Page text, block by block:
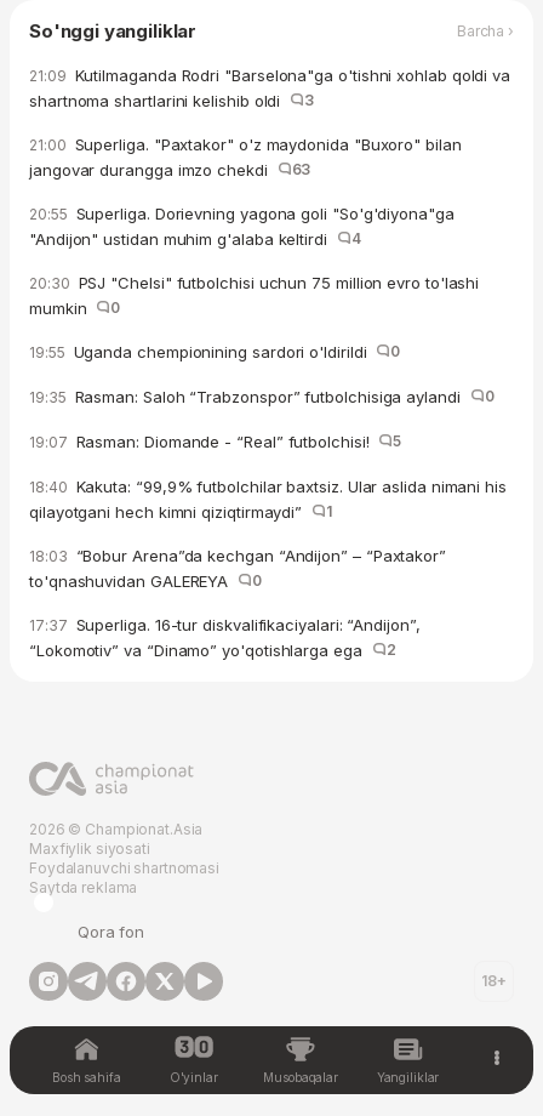
So'nggi yangiliklar Barcha ›
21:09 Kutilmaganda Rodri "Barselona"ga o'tishni xohlab qoldi va
shartnoma shartlarini kelishib oldi
3
21:00 Superliga. "Paxtakor" o'z maydonida "Buxoro" bilan
jangovar durangga imzo chekdi
63
20:55 Superliga. Dorievning yagona goli "So'g'diyona"ga
"Andijon" ustidan muhim g'alaba keltirdi
4
20:30 PSJ "Chelsi" futbolchisi uchun 75 million evro to'lashi
mumkin
0
19:55 Uganda chempionining sardori o'ldirildi 0
19:35 Rasman: Saloh “Trabzonspor” futbolchisiga aylandi 0
19:07 Rasman: Diomande - “Real” futbolchisi! 5
18:40 Kakuta: “99,9% futbolchilar baxtsiz. Ular aslida nimani his
qilayotgani hech kimni qiziqtirmaydi”
1
18:03 “Bobur Arena”da kechgan “Andijon” – “Paxtakor”
to'qnashuvidan GALEREYA
0
17:37 Superliga. 16-tur diskvalifikaciyalari: “Andijon”,
“Lokomotiv” va “Dinamo” yo'qotishlarga ega
2
2026 © Championat.Asia
Maxfiylik siyosati
Foydalanuvchi shartnomasi
Saytda reklama
Qora fon
18+
Bosh sahifa O'yinlar Musobaqalar Yangiliklar